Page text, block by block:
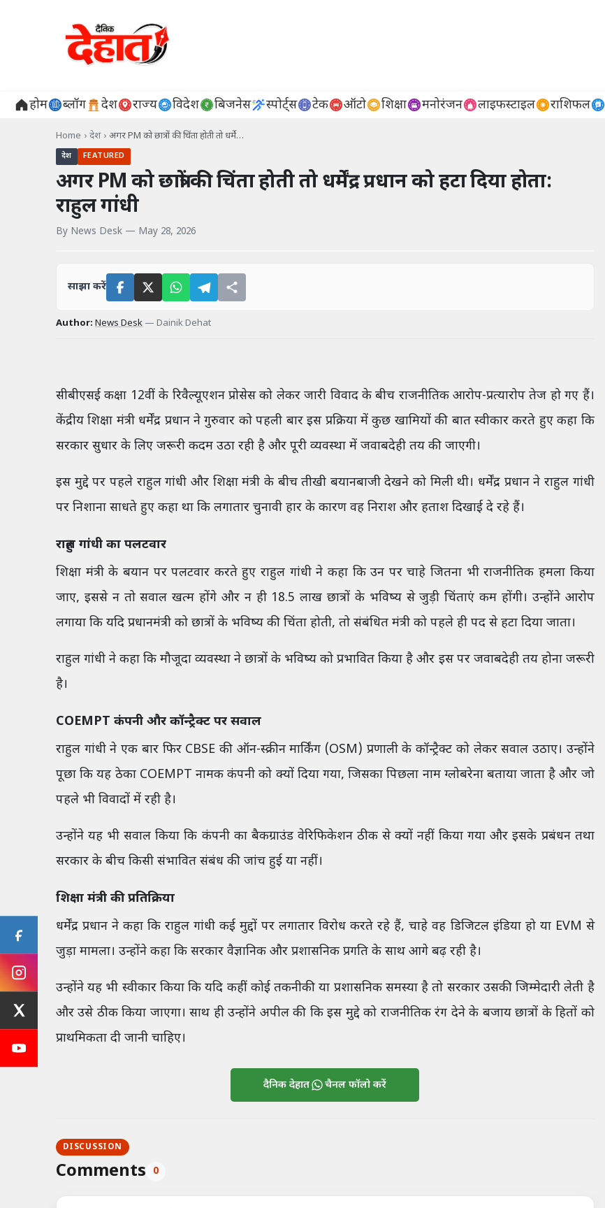
होम ब्लॉग देश राज्य विदेश बिजनेस स्पोर्ट्स टेक ऑटो शिक्षा मनोरंजन लाइफस्टाइल राशिफल
Home › देश › अगर PM को छात्रों की चिंता होती तो धर्मे…
देश FEATURED
अगर PM को छात्रों की चिंता होती तो धर्मेंद्र प्रधान को हटा दिया होता:
राहुल गांधी
By News Desk — May 28, 2026
साझा करें
Author: News Desk — Dainik Dehat
सीबीएसई कक्षा 12वीं के रिवैल्यूएशन प्रोसेस को लेकर जारी विवाद के बीच राजनीतिक आरोप-प्रत्यारोप तेज हो गए हैं।
केंद्रीय शिक्षा मंत्री धर्मेंद्र प्रधान ने गुरुवार को पहली बार इस प्रक्रिया में कुछ खामियों की बात स्वीकार करते हुए कहा कि
सरकार सुधार के लिए जरूरी कदम उठा रही है और पूरी व्यवस्था में जवाबदेही तय की जाएगी।
इस मुद्दे पर पहले राहुल गांधी और शिक्षा मंत्री के बीच तीखी बयानबाजी देखने को मिली थी। धर्मेंद्र प्रधान ने राहुल गांधी
पर निशाना साधते हुए कहा था कि लगातार चुनावी हार के कारण वह निराश और हताश दिखाई दे रहे हैं।
राहुल गांधी का पलटवार
शिक्षा मंत्री के बयान पर पलटवार करते हुए राहुल गांधी ने कहा कि उन पर चाहे जितना भी राजनीतिक हमला किया
जाए, इससे न तो सवाल खत्म होंगे और न ही 18.5 लाख छात्रों के भविष्य से जुड़ी चिंताएं कम होंगी। उन्होंने आरोप
लगाया कि यदि प्रधानमंत्री को छात्रों के भविष्य की चिंता होती, तो संबंधित मंत्री को पहले ही पद से हटा दिया जाता।
राहुल गांधी ने कहा कि मौजूदा व्यवस्था ने छात्रों के भविष्य को प्रभावित किया है और इस पर जवाबदेही तय होना जरूरी
है।
COEMPT कंपनी और कॉन्ट्रैक्ट पर सवाल
राहुल गांधी ने एक बार फिर CBSE की ऑन-स्क्रीन मार्किंग (OSM) प्रणाली के कॉन्ट्रैक्ट को लेकर सवाल उठाए। उन्होंने
पूछा कि यह ठेका COEMPT नामक कंपनी को क्यों दिया गया, जिसका पिछला नाम ग्लोबरेना बताया जाता है और जो
पहले भी विवादों में रही है।
उन्होंने यह भी सवाल किया कि कंपनी का बैकग्राउंड वेरिफिकेशन ठीक से क्यों नहीं किया गया और इसके प्रबंधन तथा
सरकार के बीच किसी संभावित संबंध की जांच हुई या नहीं।
शिक्षा मंत्री की प्रतिक्रिया
धर्मेंद्र प्रधान ने कहा कि राहुल गांधी कई मुद्दों पर लगातार विरोध करते रहे हैं, चाहे वह डिजिटल इंडिया हो या EVM से
जुड़ा मामला। उन्होंने कहा कि सरकार वैज्ञानिक और प्रशासनिक प्रगति के साथ आगे बढ़ रही है।
उन्होंने यह भी स्वीकार किया कि यदि कहीं कोई तकनीकी या प्रशासनिक समस्या है तो सरकार उसकी जिम्मेदारी लेती है
और उसे ठीक किया जाएगा। साथ ही उन्होंने अपील की कि इस मुद्दे को राजनीतिक रंग देने के बजाय छात्रों के हितों को
प्राथमिकता दी जानी चाहिए।
दैनिक देहात चैनल फॉलो करें
DISCUSSION
Comments 0